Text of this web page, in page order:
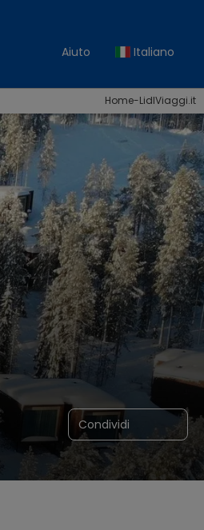
Aiuto Italiano
Home-LidlViaggi.it
Condividi